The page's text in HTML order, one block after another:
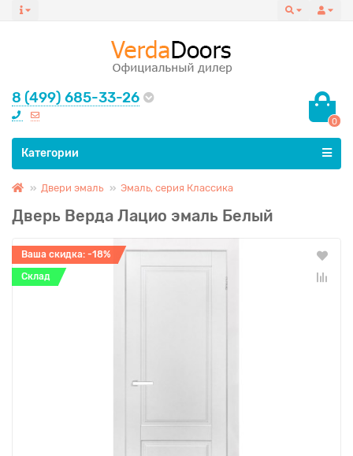
8 (499) 685-33-26
0
Все категории
Категории
Двери эмаль Эмаль, серия Классика
Дверь Верда Лацио эмаль Белый
Ваша скидка: -18%
Склад